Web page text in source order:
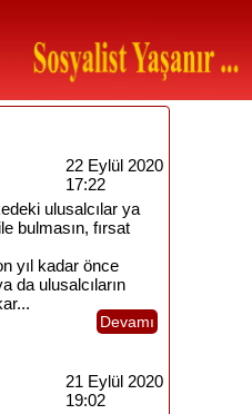
22 Eylül 2020
17:22
ulusalcılar ya
bulmasın, fırsat
yıl kadar önce
da ulusalcıların
Devamı
21 Eylül 2020
19:02